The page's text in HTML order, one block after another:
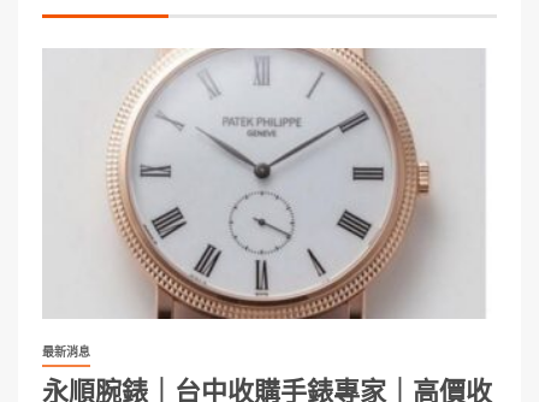
最新消息
永順腕錶｜台中收購手錶專家｜高價收